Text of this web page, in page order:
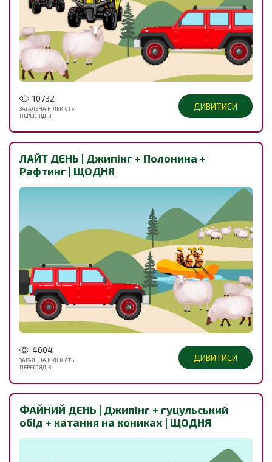
10732
ЗАГАЛЬНА КІЛЬКІСТЬ
ПЕРЕГЛЯДІВ
ДИВИТИСИ
ЛАЙТ ДЕНЬ | Джипінг + Полонина +
Рафтинг | ЩОДНЯ
4604
ЗАГАЛЬНА КІЛЬКІСТЬ
ПЕРЕГЛЯДІВ
ДИВИТИСИ
ФАЙНИЙ ДЕНЬ | Джипінг + гуцульський
обід + катання на кониках | ЩОДНЯ